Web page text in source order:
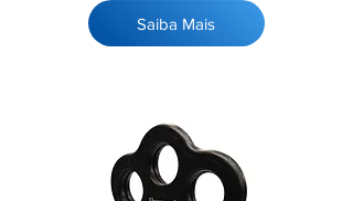
Saiba Mais